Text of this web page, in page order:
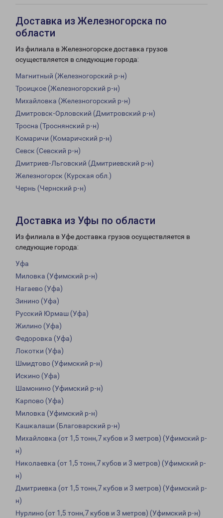
Доставка из Железногорска по
области
Из филиала в Железногорске доставка грузов
осуществляется в следующие города:
Магнитный (Железногорский р-н)
Троицкое (Железногорский р-н)
Михайловка (Железногорский р-н)
Дмитровск-Орловский (Дмитровский р-н)
Тросна (Троснянский р-н)
Комаричи (Комаричский р-н)
Севск (Севский р-н)
Дмитриев-Льговский (Дмитриевский р-н)
Железногорск (Курская обл.)
Чернь (Чернский р-н)
Доставка из Уфы по области
Из филиала в Уфе доставка грузов осуществляется в
следующие города:
Уфа
Миловка (Уфимский р-н)
Нагаево (Уфа)
Зинино (Уфа)
Русский Юрмаш (Уфа)
Жилино (Уфа)
Федоровка (Уфа)
Локотки (Уфа)
Шмидтово (Уфимский р-н)
Искино (Уфа)
Шамонино (Уфимский р-н)
Карпово (Уфа)
Миловка (Уфимский р-н)
Кашкалаши (Благоварский р-н)
Михайловка (от 1,5 тонн,7 кубов и 3 метров) (Уфимский р-
н)
Николаевка (от 1,5 тонн,7 кубов и 3 метров) (Уфимский р-
н)
Дмитриевка (от 1,5 тонн,7 кубов и 3 метров) (Уфимский р-
н)
Нурлино (от 1,5 тонн,7 кубов и 3 метров) (Уфимский р-н)